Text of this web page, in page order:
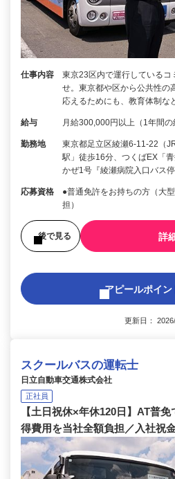
仕事内容
東京23区内で運行している
せ。東京都や区から公共性の
応えるためにも、教育体制な
給与 月給300,000円以上（1年間の
勤務地
東京都足立区綾瀬6-11-22（
駅」徒歩16分、つくばEX「
かぜ1号『綾瀬病院入口バス停
応募資格
●普通免許をお持ちの方（大
担）
後で見る 詳
アピールポイン
更新日：
スクールバスの運転士
日立自動車交通株式会社
正社員
【土日祝休×年休120日】AT普
得費用を当社全額負担／入社祝